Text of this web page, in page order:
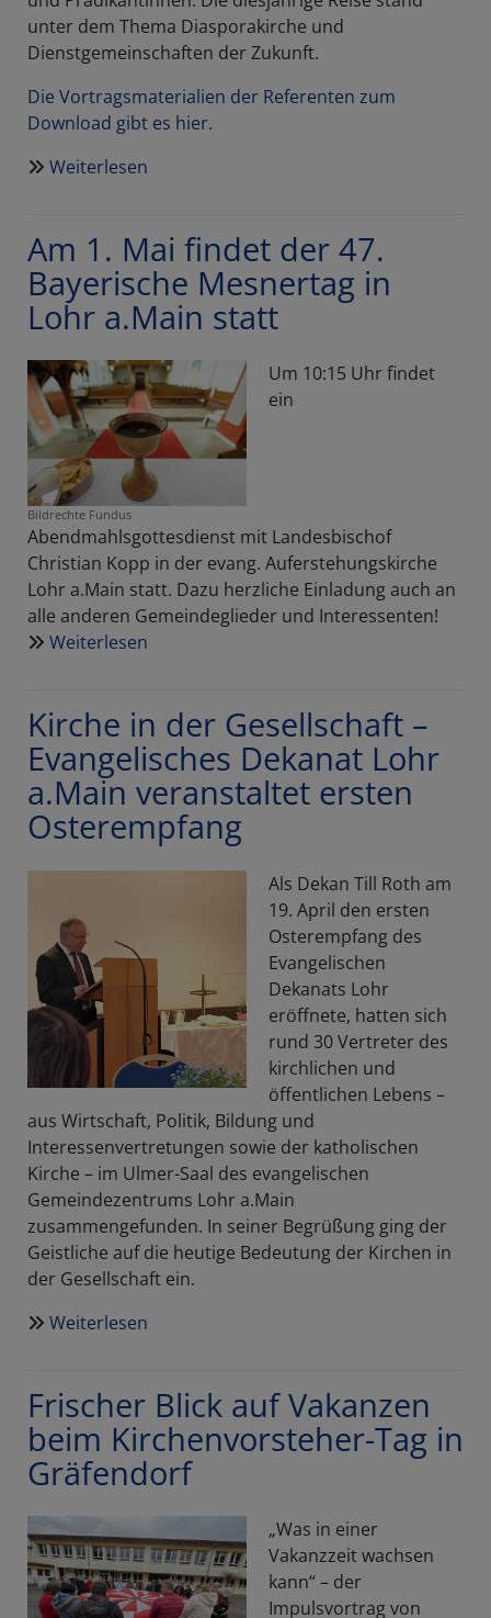
unter dem Thema Diasporakirche und
Dienstgemeinschaften der Zukunft.
Die Vortragsmaterialien der Referenten zum
Download gibt es hier.
Weiterlesen
Salzburger
Erprobungsräume
Am 1. Mai findet der 47.
Bayerische Mesnertag in
Lohr a.Main statt
Bildrechte Fundus
Um 10:15 Uhr findet
ein
Abendmahlsgottesdienst mit Landesbischof
Christian Kopp in der evang. Auferstehungskirche
Lohr a.Main statt. Dazu herzliche Einladung auch an
alle anderen Gemeindeglieder und Interessenten!
Weiterlesen
Mai
findet
der
47.
Bayerische
Mesnertag
statt
Kirche in der Gesellschaft –
Evangelisches Dekanat Lohr
a.Main veranstaltet ersten
Osterempfang
Als Dekan Till Roth am
19. April den ersten
Osterempfang des
Evangelischen
Dekanats Lohr
eröffnete, hatten sich
rund 30 Vertreter des
kirchlichen und
öffentlichen Lebens –
aus Wirtschaft, Politik, Bildung und
Interessenvertretungen sowie der katholischen
Kirche – im Ulmer-Saal des evangelischen
Gemeindezentrums Lohr a.Main
zusammengefunden. In seiner Begrüßung ging der
Geistliche auf die heutige Bedeutung der Kirchen in
der Gesellschaft ein.
Weiterlesen
der
Gesellschaft
–
Evangelisches
Lohr
a.Main
veranstaltet
ersten
Frischer Blick auf Vakanzen
beim Kirchenvorsteher-Tag in
Gräfendorf
„Was in einer
Vakanzzeit wachsen
kann“ – der
Impulsvortrag von